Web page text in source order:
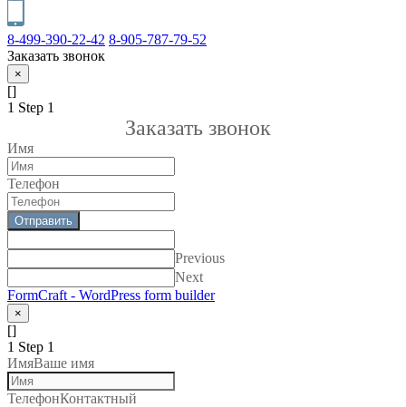
8-499-390-22-42 8-905-787-79-52
Заказать звонок
×
[]
1 Step 1
Заказать звонок
Имя
Телефон
Отправить
Previous
Next
FormCraft - WordPress form builder
×
[]
1 Step 1
ИмяВаше имя
ТелефонКонтактный